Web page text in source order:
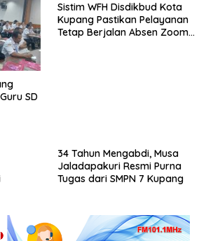
SD
Sistim WFH Disdikbud Kota
Kupang Pastikan Pelayanan
Tetap Berjalan Absen Zoom
34 Tahun Mengabdi, Musa
Jaladapakuri Resmi Purna
Tugas dari SMPN 7 Kupang